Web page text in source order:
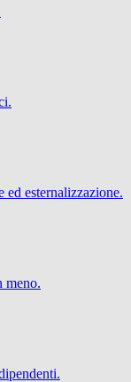
ed esternalizzazione.
meno.